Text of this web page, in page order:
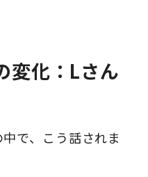
変化：Lさん
で、こう話されま